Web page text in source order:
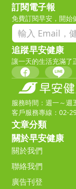
訂閱電子報
免費訂閱早安，開始
追蹤早安健康
讓一天的生活充滿了
服務時間：週一～週
客戶服務專線：02-
文章分類
關於早安健康
關於我們
聯絡我們
廣告刊登